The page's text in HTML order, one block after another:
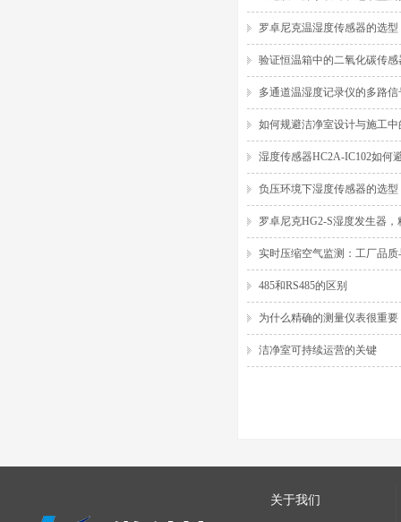
罗卓尼克温湿度传感器的选型
验证恒温箱中的二氧化碳传感
多通道温湿度记录仪的多路
如何规避洁净室设计与施工
湿度传感器HC2A-IC102如何
负压环境下湿度传感器的选型
罗卓尼克HG2-S湿度发生器
实时压缩空气监测：工厂品
485和RS485的区别
为什么精确的测量仪表很重要
洁净室可持续运营的关键
关于我们